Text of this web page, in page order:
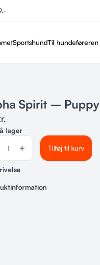
SportshundTil hundeføreren
Spirit – Puppy
lager
Tilføj til kurv